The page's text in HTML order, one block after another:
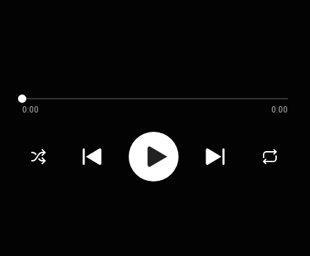
0:00 0:00